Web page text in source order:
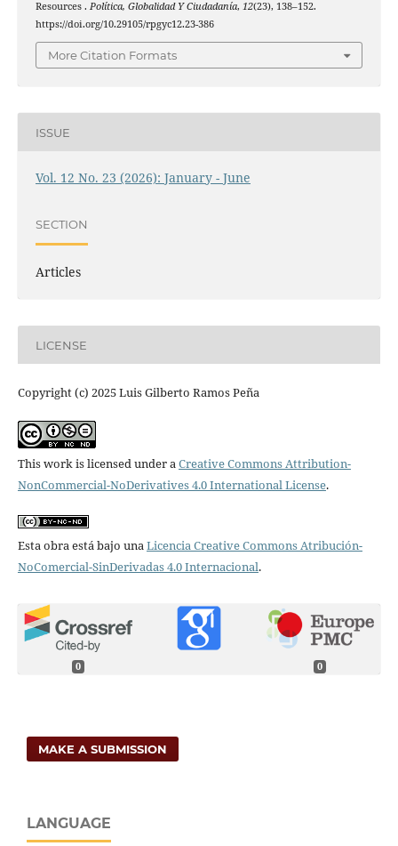
Resources . Política, Globalidad Y Ciudadanía, 12(23), 138–152.
https://doi.org/10.29105/rpgyc12.23-386
More Citation Formats
ISSUE
Vol. 12 No. 23 (2026): January - June
SECTION
Articles
LICENSE
Copyright (c) 2025 Luis Gilberto Ramos Peña
This work is licensed under aCreative Commons Attribution-
NonCommercial-NoDerivatives 4.0 International License.
Esta obra está bajo unaLicencia Creative Commons Atribución-
NoComercial-SinDerivadas 4.0 Internacional.
0 0
MAKE A SUBMISSION
LANGUAGE